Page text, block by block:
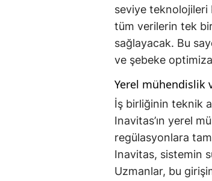
seviye teknolojileri
tüm verilerin tek
sağlayacak. Bu
ve şebeke
Yerel mühendislik
İş birliğinin teknik
Inavitas’ın yerel
regülasyonlara
Inavitas, sistemin
Uzmanlar, bu